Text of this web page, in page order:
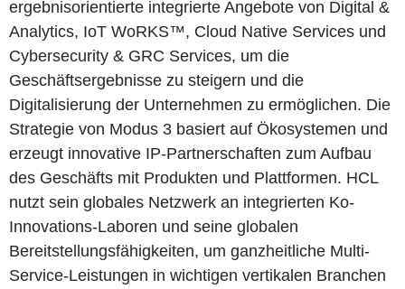
ergebnisorientierte integrierte Angebote von Digital &
Analytics, IoT WoRKS™, Cloud Native Services und
Cybersecurity & GRC Services, um die
Geschäftsergebnisse zu steigern und die
Digitalisierung der Unternehmen zu ermöglichen. Die
Strategie von Modus 3 basiert auf Ökosystemen und
erzeugt innovative IP-Partnerschaften zum Aufbau
des Geschäfts mit Produkten und Plattformen. HCL
nutzt sein globales Netzwerk an integrierten Ko-
Innovations-Laboren und seine globalen
Bereitstellungsfähigkeiten, um ganzheitliche Multi-
Service-Leistungen in wichtigen vertikalen Branchen